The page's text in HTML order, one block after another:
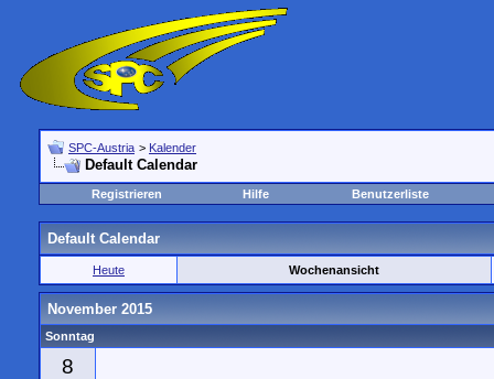
SPC-Austria > Kalender
Default Calendar
Registrieren Hilfe Benutzerliste
Default Calendar
Heute Wochenansicht
November 2015
Sonntag
8